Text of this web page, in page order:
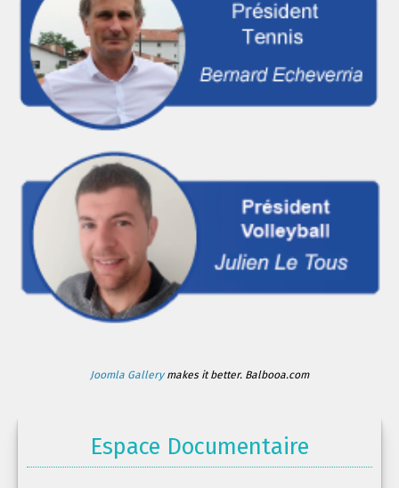
Joomla Gallerymakes it better. Balbooa.com
Espace Documentaire